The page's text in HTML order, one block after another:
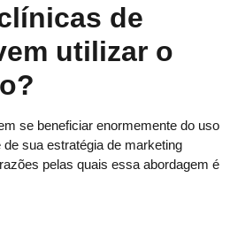
de
utilizar o
se beneficiar enormemente do uso
sua estratégia de marketing
pelas quais essa abordagem é